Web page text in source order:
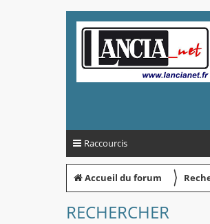
Raccourcis
Accueil du forum 〉
RECHERCHER